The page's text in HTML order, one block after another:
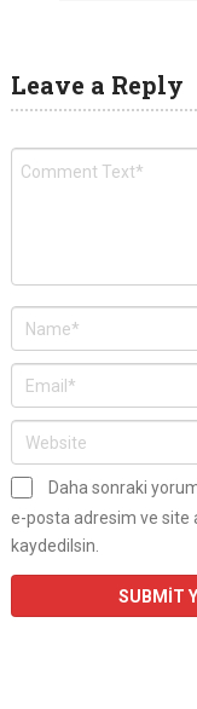
Leave a Reply
Daha sonraki
e-posta adresim ve site
kaydedilsin.